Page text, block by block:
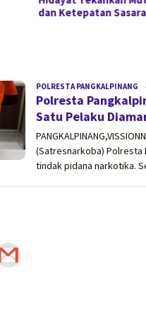
dan Ketepatan
POLRESTA PANGKALPINANG
Polresta
Satu Pelaku
(Satresnarkoba) Polresta
tindak pidana narkotika.